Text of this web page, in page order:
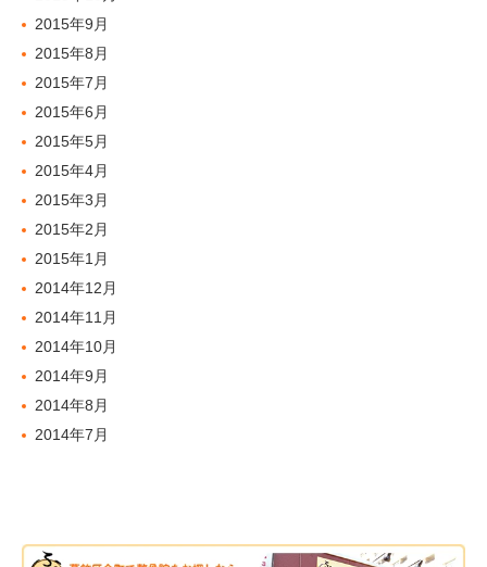
2015年9月
2015年8月
2015年7月
2015年6月
2015年5月
2015年4月
2015年3月
2015年2月
2015年1月
2014年12月
2014年11月
2014年10月
2014年9月
2014年8月
2014年7月